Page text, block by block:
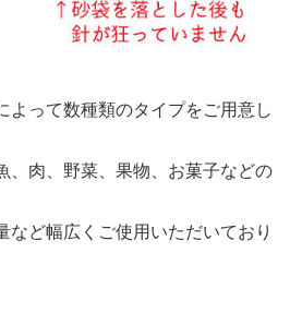
よって数種類のタイプをご用意し
、肉、野菜、果物、お菓子などの
など幅広くご使用いただいており